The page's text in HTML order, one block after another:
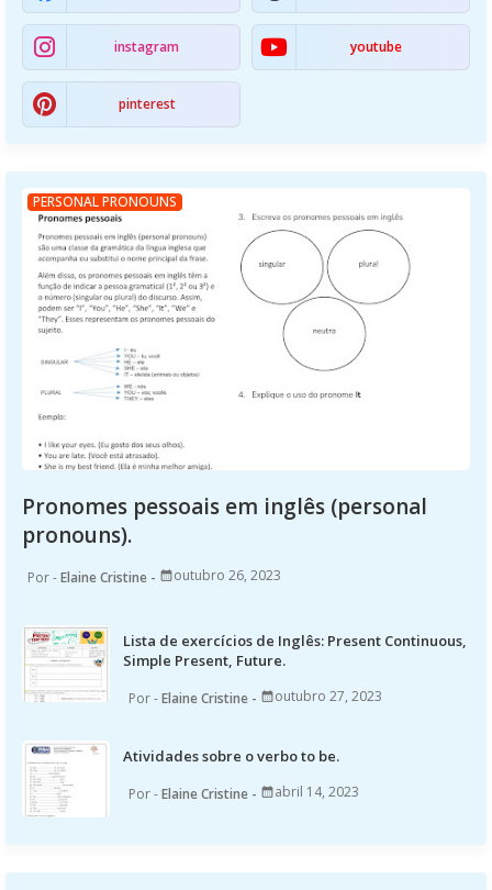
instagram youtube
pinterest
PERSONAL PRONOUNS
Pronomes pessoais em inglês (personal
pronouns).
Elaine Cristine outubro 26, 2023
Lista de exercícios de Inglês: Present Continuous,
Simple Present, Future.
Elaine Cristine outubro 27, 2023
Atividades sobre o verbo to be.
Elaine Cristine abril 14, 2023